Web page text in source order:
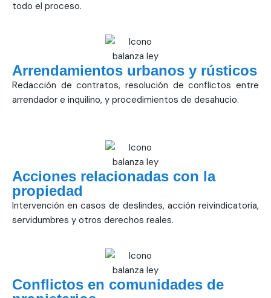
todo el proceso.
Arrendamientos urbanos y rústicos
Redacción de contratos, resolución de conflictos entre
arrendador e inquilino, y procedimientos de desahucio.
Acciones relacionadas con la
propiedad
Intervención en casos de deslindes, acción reivindicatoria,
servidumbres y otros derechos reales.
Conflictos en comunidades de